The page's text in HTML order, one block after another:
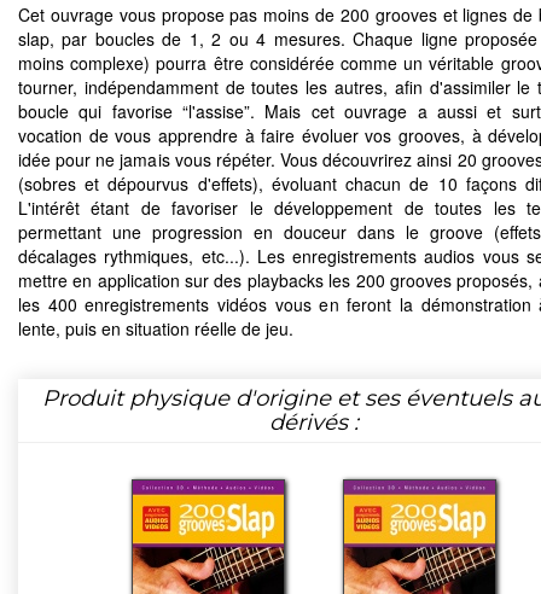
Cet ouvrage vous propose pas moins de 200 grooves et lignes de
slap, par boucles de 1, 2 ou 4 mesures. Chaque ligne
moins complexe) pourra être considérée comme un véritable
tourner, indépendamment de toutes les autres, afin d'assimiler le
boucle qui favorise “l'assise”. Mais cet ouvrage a aussi et
vocation de vous apprendre à faire évoluer vos grooves, à
idée pour ne jamais vous répéter. Vous découvrirez ainsi 20
(sobres et dépourvus d'effets), évoluant chacun de 10 façons
L'intérêt étant de favoriser le développement de toutes les
permettant une progression en douceur dans le groove
décalages rythmiques, etc...). Les enregistrements audios vous
mettre en application sur des playbacks les 200 grooves proposés,
les 400 enregistrements vidéos vous en feront la démonstration
lente, puis en situation réelle de jeu.
Produit physique d'origine et ses éventuels
dérivés :